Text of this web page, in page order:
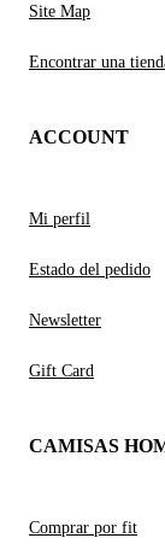
Site Map
Encontrar una
ACCOUNT
Mi perfil
Estado del pedido
Newsletter
Gift Card
CAMISAS
Comprar por fit